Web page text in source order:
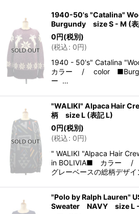
並び順
1940-50's "Catalina"
Burgundy size S - M (表
0円(税別)
(税込: 0円)
1940 - 50's" Catalina
カラー / color
ー …
"WALIKI" Alpaca Hair
柄 size L (表記 L)
0円(税別)
(税込: 0円)
" WALIKI "Alpaca Hair
in BOLIVIA■ カラー /
グレーベースの総柄デザ
"Polo by Ralph Lauren"
Sweater NAVY size L -